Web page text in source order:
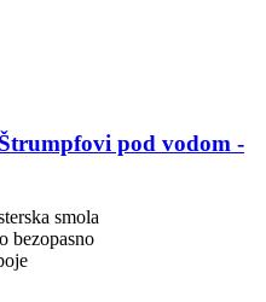
pod vodom -​
smola
bezopasno